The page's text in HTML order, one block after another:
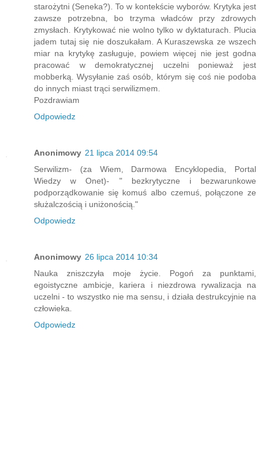
starożytni (Seneka?). To w kontekście wyborów. Krytyka jest
zawsze potrzebna, bo trzyma władców przy zdrowych
zmysłach. Krytykować nie wolno tylko w dyktaturach. Plucia
jadem tutaj się nie doszukałam. A Kuraszewska ze wszech
miar na krytykę zasługuje, powiem więcej nie jest godna
pracować w demokratycznej uczelni ponieważ jest
mobberką. Wysyłanie zaś osób, którym się coś nie podoba
do innych miast trąci serwilizmem.
Pozdrawiam
Odpowiedz
Anonimowy 21 lipca 2014 09:54
Serwilizm- (za Wiem, Darmowa Encyklopedia, Portal
Wiedzy w Onet)- " bezkrytyczne i bezwarunkowe
podporządkowanie się komuś albo czemuś, połączone ze
służalczością i uniżonością."
Odpowiedz
Anonimowy 26 lipca 2014 10:34
Nauka zniszczyła moje życie. Pogoń za punktami,
egoistyczne ambicje, kariera i niezdrowa rywalizacja na
uczelni - to wszystko nie ma sensu, i działa destrukcyjnie na
człowieka.
Odpowiedz